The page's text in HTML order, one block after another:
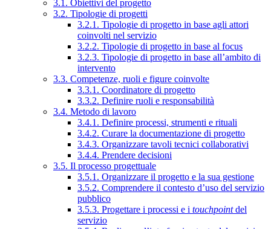
3.1. Obiettivi del progetto
3.2. Tipologie di progetti
3.2.1. Tipologie di progetto in base agli attori
coinvolti nel servizio
3.2.2. Tipologie di progetto in base al focus
3.2.3. Tipologie di progetto in base all’ambito di
intervento
3.3. Competenze, ruoli e figure coinvolte
3.3.1. Coordinatore di progetto
3.3.2. Definire ruoli e responsabilità
3.4. Metodo di lavoro
3.4.1. Definire processi, strumenti e rituali
3.4.2. Curare la documentazione di progetto
3.4.3. Organizzare tavoli tecnici collaborativi
3.4.4. Prendere decisioni
3.5. Il processo progettuale
3.5.1. Organizzare il progetto e la sua gestione
3.5.2. Comprendere il contesto d’uso del servizio
pubblico
3.5.3. Progettare i processi e i touchpointdel
servizio